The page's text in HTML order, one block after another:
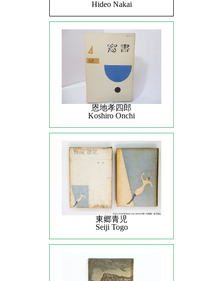
Hideo Nakai
恩地孝四郎
Koshiro Onchi
東郷青児
Seiji Togo